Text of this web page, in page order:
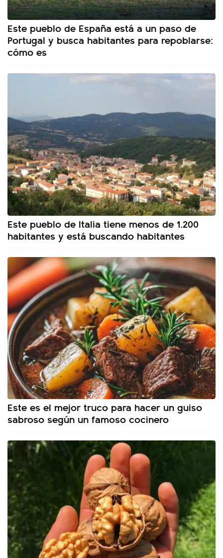
Este pueblo de España está a un paso de
Portugal y busca habitantes para repoblarse:
cómo es
Este pueblo de Italia tiene menos de 1.200
habitantes y está buscando habitantes
Este es el mejor truco para hacer un guiso
sabroso según un famoso cocinero